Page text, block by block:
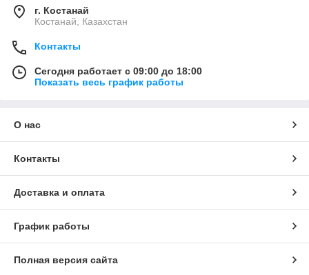
г. Костанай
Костанай, Казахстан
Контакты
Сегодня работает с 09:00 до 18:00
Показать весь график работы
О нас
Контакты
Доставка и оплата
График работы
Полная версия сайта